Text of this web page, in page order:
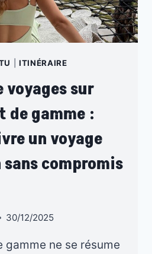
ITINÉRAIRE
voyages sur
de gamme :
un voyage
sans compromis
30/12/2025
gamme ne se résume